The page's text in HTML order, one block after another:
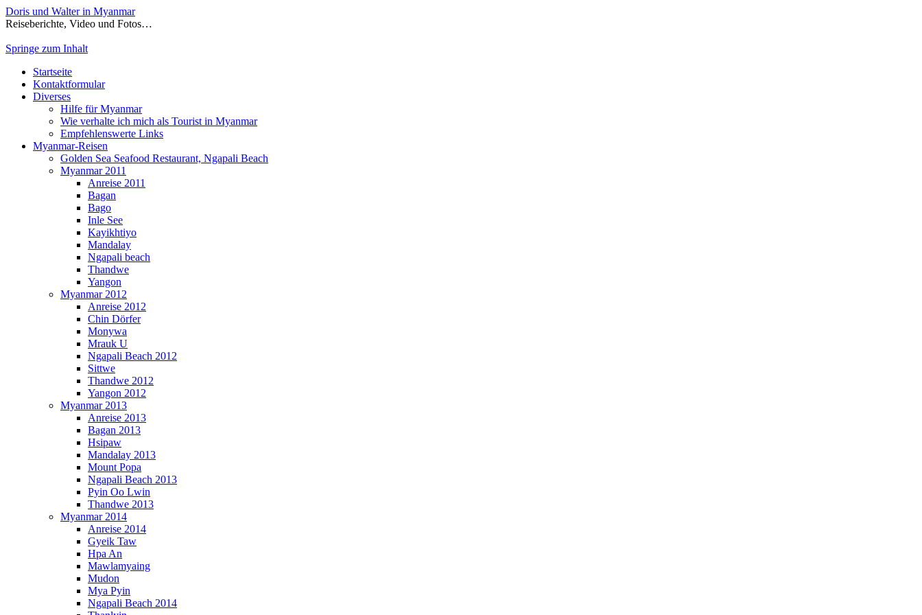
Doris und Walter in Myanmar
Reiseberichte, Video und Fotos…
Springe zum Inhalt
Startseite
Kontaktformular
Diverses
Hilfe für Myanmar
Wie verhalte ich mich als Tourist in Myanmar
Empfehlenswerte Links
Myanmar-Reisen
Golden Sea Seafood Restaurant, Ngapali Beach
Myanmar 2011
Anreise 2011
Bagan
Bago
Inle See
Kayikhtiyo
Mandalay
Ngapali beach
Thandwe
Yangon
Myanmar 2012
Anreise 2012
Chin Dörfer
Monywa
Mrauk U
Ngapali Beach 2012
Sittwe
Thandwe 2012
Yangon 2012
Myanmar 2013
Anreise 2013
Bagan 2013
Hsipaw
Mandalay 2013
Mount Popa
Ngapali Beach 2013
Pyin Oo Lwin
Thandwe 2013
Myanmar 2014
Anreise 2014
Gyeik Taw
Hpa An
Mawlamyaing
Mudon
Mya Pyin
Ngapali Beach 2014